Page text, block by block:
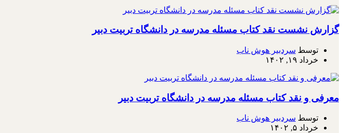
گزارش نشست نقد کتاب مسئله مدرسه در دانشگاه تربیت دبیر
توسط سردبیر هوش ناب
خرداد ۱۹, ۱۴۰۲
معرفی و نقد کتاب مسئله مدرسه در دانشگاه تربیت دبیر
توسط سردبیر هوش ناب
خرداد ۵, ۱۴۰۲